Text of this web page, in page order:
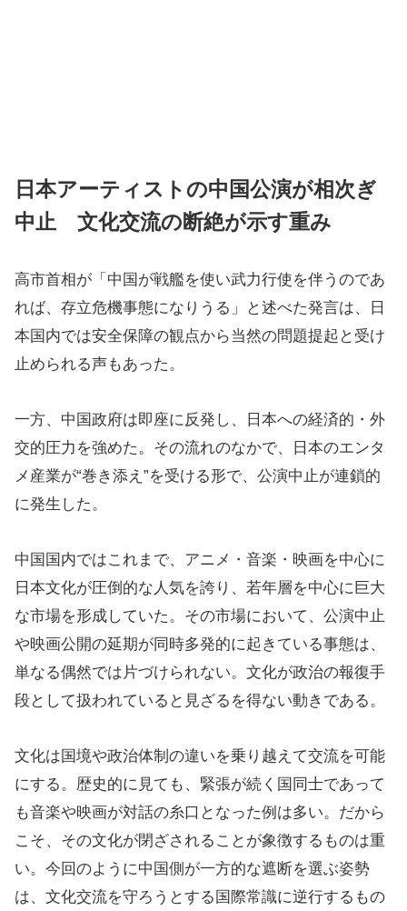
日本アーティストの中国公演が相次ぎ
中止 文化交流の断絶が示す重み
高市首相が「中国が戦艦を使い武力行使を伴うのであ
れば、存立危機事態になりうる」と述べた発言は、日
本国内では安全保障の観点から当然の問題提起と受け
止められる声もあった。
一方、中国政府は即座に反発し、日本への経済的・外
交的圧力を強めた。その流れのなかで、日本のエンタ
メ産業が“巻き添え”を受ける形で、公演中止が連鎖的
に発生した。
中国国内ではこれまで、アニメ・音楽・映画を中心に
日本文化が圧倒的な人気を誇り、若年層を中心に巨大
な市場を形成していた。その市場において、公演中止
や映画公開の延期が同時多発的に起きている事態は、
単なる偶然では片づけられない。文化が政治の報復手
段として扱われていると見ざるを得ない動きである。
文化は国境や政治体制の違いを乗り越えて交流を可能
にする。歴史的に見ても、緊張が続く国同士であって
も音楽や映画が対話の糸口となった例は多い。だから
こそ、その文化が閉ざされることが象徴するものは重
い。今回のように中国側が一方的な遮断を選ぶ姿勢
は、文化交流を守ろうとする国際常識に逆行するもの